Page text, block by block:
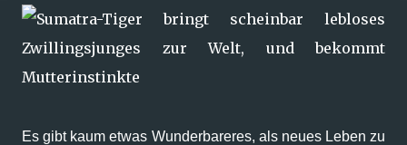
Es gibt kaum etwas Wunderbareres, als neues Leben zu